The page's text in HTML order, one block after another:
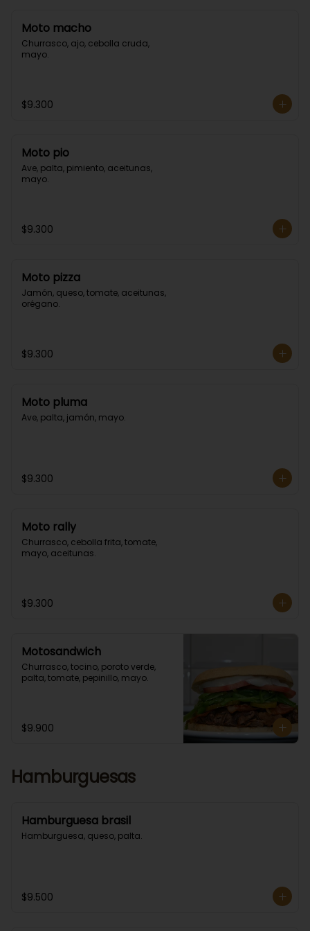
Moto macho
Churrasco, ajo, cebolla cruda,
mayo.
$9.300
Moto pio
Ave, palta, pimiento, aceitunas,
mayo.
$9.300
Moto pizza
Jamón, queso, tomate, aceitunas,
orégano.
$9.300
Moto pluma
Ave, palta, jamón, mayo.
$9.300
Moto rally
Churrasco, cebolla frita, tomate,
mayo, aceitunas.
$9.300
Motosandwich
Churrasco, tocino, poroto verde,
palta, tomate, pepinillo, mayo.
$9.900
Hamburguesas
Hamburguesa brasil
Hamburguesa, queso, palta.
$9.500